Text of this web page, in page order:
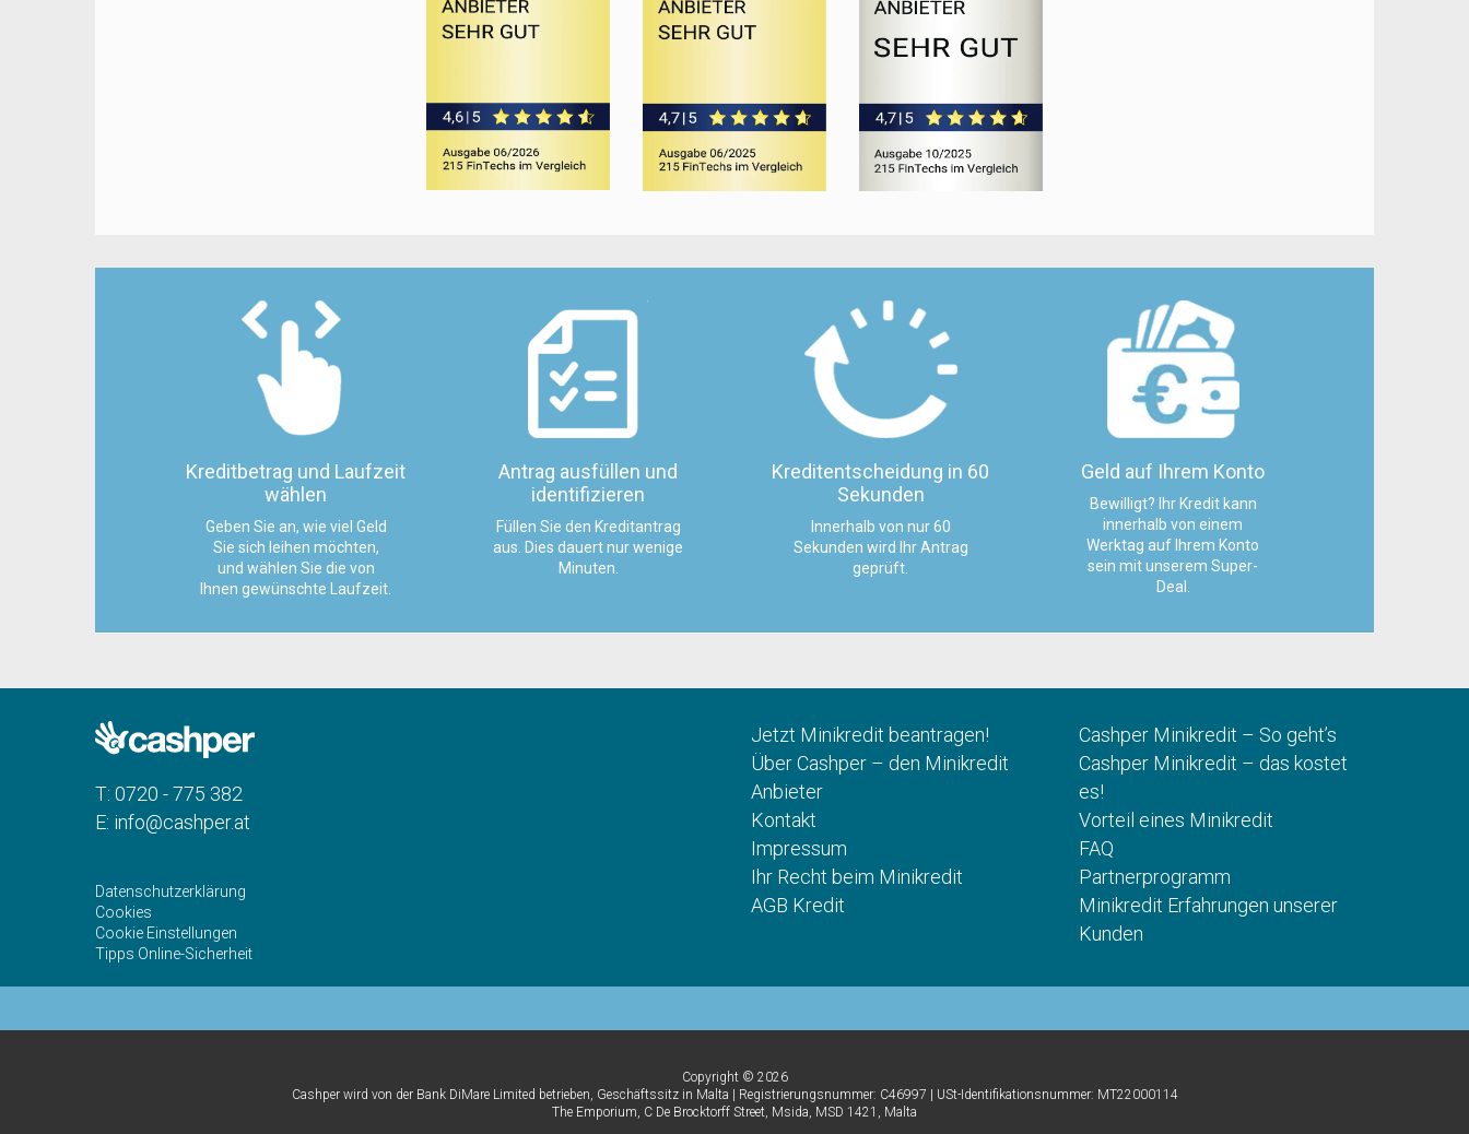
Kreditbetrag und Laufzeit
wählen
Geben Sie an, wie viel Geld
Sie sich leihen möchten,
und wählen Sie die von
Ihnen gewünschte Laufzeit.
Antrag ausfüllen und
identifizieren
Füllen Sie den Kreditantrag
aus. Dies dauert nur wenige
Minuten.
Kreditentscheidung in 60
Sekunden
Innerhalb von nur 60
Sekunden wird Ihr Antrag
geprüft.
Geld auf Ihrem Konto
Bewilligt? Ihr Kredit kann
innerhalb von einem
Werktag auf Ihrem Konto
sein mit unserem Super-
Deal.
T: 0720 - 775 382
E: info@cashper.at
Datenschutzerklärung
Cookies
Cookie Einstellungen
Tipps Online-Sicherheit
Jetzt Minikredit beantragen!
Über Cashper – den Minikredit
Anbieter
Kontakt
Impressum
Ihr Recht beim Minikredit
AGB Kredit
Cashper Minikredit – So geht’s
Cashper Minikredit – das kostet
es!
Vorteil eines Minikredit
FAQ
Partnerprogramm
Minikredit Erfahrungen unserer
Kunden
Copyright © 2026
Cashper wird von der Bank DiMare Limited betrieben, Geschäftssitz in Malta | Registrierungsnummer: C46997 | USt-Identifikationsnummer: MT22000114
The Emporium, C De Brocktorff Street, Msida, MSD 1421, Malta